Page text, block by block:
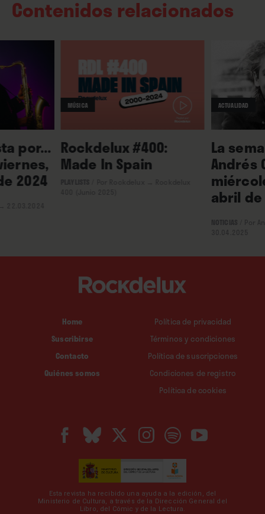
Contenidos relacionados
por...
2024
MÚSICA
Rockdelux #400:
Made In Spain
ACTUALIDAD
La
Andrés
abril de
Home
Suscribirse
Contacto
Quiénes somos
Política de privacidad
Términos y condiciones
Política de suscripciones
Condiciones de registro
Política de cookies
Esta revista ha recibido una ayuda a la edición, del
Ministerio de Cultura, a través de la Dirección General del
Libro, del Cómic y de la Lectura.